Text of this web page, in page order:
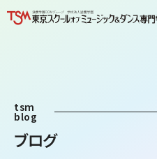
tsm
blog
ブログ